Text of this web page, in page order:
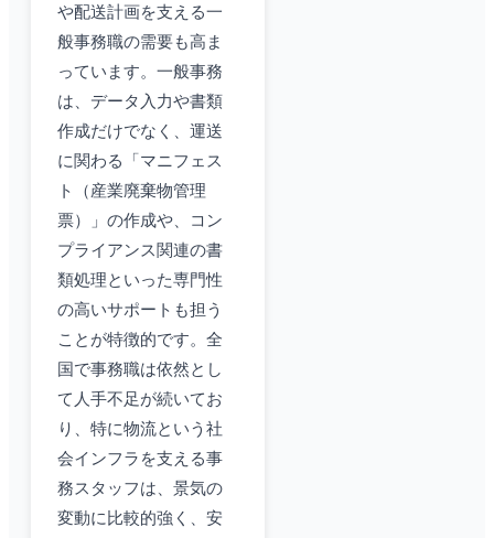
や配送計画を支える一
般事務職の需要も高ま
っています。一般事務
は、データ入力や書類
作成だけでなく、運送
に関わる「マニフェス
ト（産業廃棄物管理
票）」の作成や、コン
プライアンス関連の書
類処理といった専門性
の高いサポートも担う
ことが特徴的です。全
国で事務職は依然とし
て人手不足が続いてお
り、特に物流という社
会インフラを支える事
務スタッフは、景気の
変動に比較的強く、安